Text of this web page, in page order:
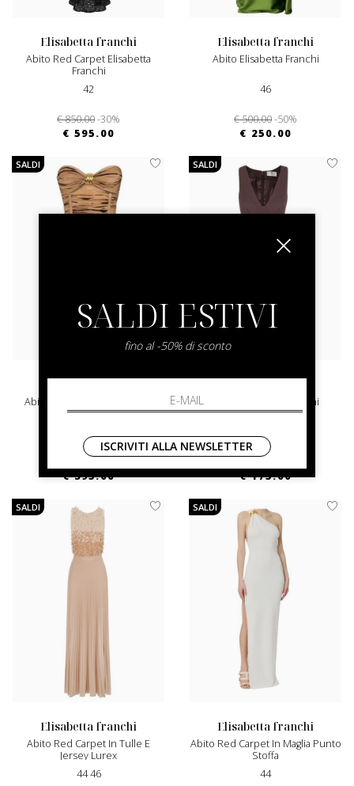
elisabetta franchi
Abito Red Carpet Elisabetta
Franchi
42
€ 850.00-30%
€ 595.00
elisabetta franchi
Abito Elisabetta Franchi
46
€ 500.00-50%
€ 250.00
SALDI
Abito Elisabetta Franchi Midi
€ 395.00
SALDI
Abito Elisabetta Franchi
€ 175.00
SALDI
elisabetta franchi
Abito Red Carpet In Tulle E
Jersey Lurex
44 46
SALDI
elisabetta franchi
Abito Red Carpet In Maglia Punto
Stoffa
44
SALDI ESTIVI
fino al -50% di sconto
ISCRIVITI ALLA NEWSLETTER